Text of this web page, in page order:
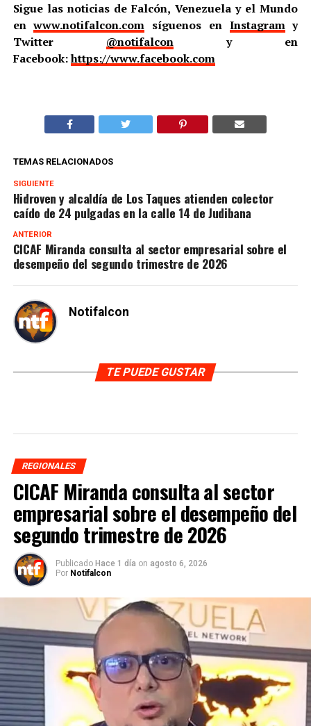
Sigue las noticias de Falcón, Venezuela y el Mundo
enwww.notifalcon.com síguenos en Instagramy
Twitter @notifalcony en
Facebook:https://www.facebook.com
TEMAS RELACIONADOS
SIGUIENTE
Hidroven y alcaldía de Los Taques atienden colector
caído de 24 pulgadas en la calle 14 de Judibana
ANTERIOR
CICAF Miranda consulta al sector empresarial sobre el
desempeño del segundo trimestre de 2026
Notifalcon
TE PUEDE GUSTAR
REGIONALES
CICAF Miranda consulta al sector
empresarial sobre el desempeño del
segundo trimestre de 2026
Publicado Hace 1 día on agosto 6, 2026
Por Notifalcon